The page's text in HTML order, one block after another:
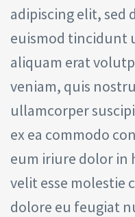
adipiscing elit, sed
euismod tincidunt
aliquam erat
veniam, quis
ullamcorper
ex ea commodo
eum iriure dolor
velit esse molestie
dolore eu feugiat